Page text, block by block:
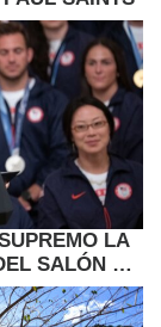
LA
SALÓN DE